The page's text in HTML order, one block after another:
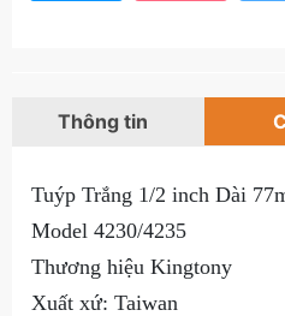
Thông tin
Tuýp Trắng 1/2 inch Dài
Model 4230/4235
Thương hiệu Kingtony
Xuất xứ: Taiwan